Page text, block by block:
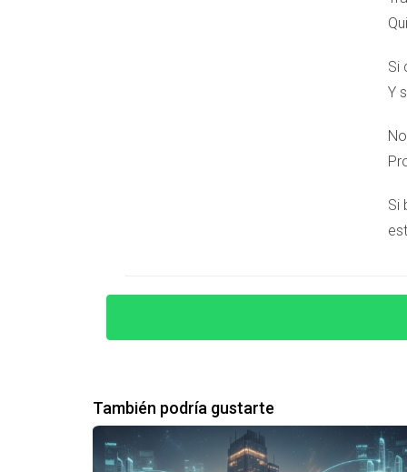
Totalmente. Hay colegios internacionales,
¿Se puede teletrabajar desde
Sí. Infraestructura digital y coworkings
Desde apartamentos de lujo hasta villas
¿Es Marbella solo para ricos?
El Alquimista Inmobiliario comparte su
profesional.
Si
Y
Si
También podría gustarte